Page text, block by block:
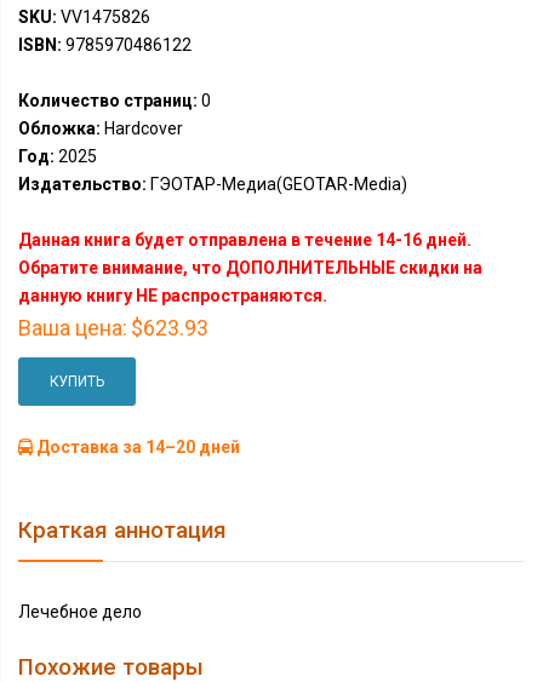
SKU: VV1475826
ISBN: 9785970486122
Количество страниц: 0
Обложка: Hardcover
Год: 2025
Издательство: ГЭОТАР-Медиа(GEOTAR-Media)
Данная книга будет отправлена в течение 14-16 дней.
Обратите внимание, что ДОПОЛНИТЕЛЬНЫЕ скидки на
данную книгу НЕ распространяются.
Ваша цена: $623.93
КУПИТЬ
Доставка за 14–20 дней
Краткая аннотация
Лечебное дело
Похожие товары